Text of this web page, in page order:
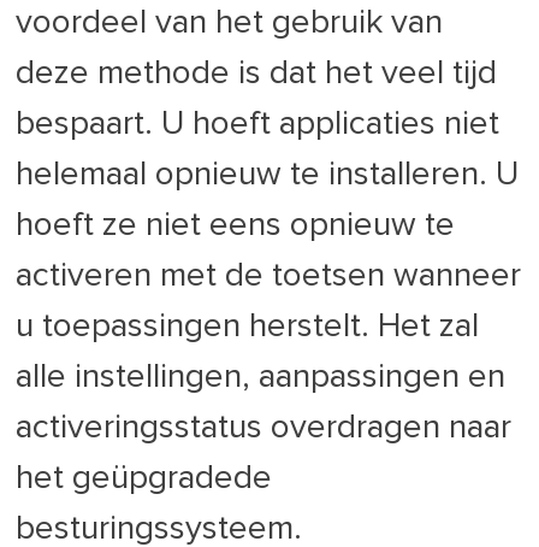
voordeel van het gebruik van
deze methode is dat het veel tijd
bespaart. U hoeft applicaties niet
helemaal opnieuw te installeren. U
hoeft ze niet eens opnieuw te
activeren met de toetsen wanneer
u toepassingen herstelt. Het zal
alle instellingen, aanpassingen en
activeringsstatus overdragen naar
het geüpgradede
besturingssysteem.